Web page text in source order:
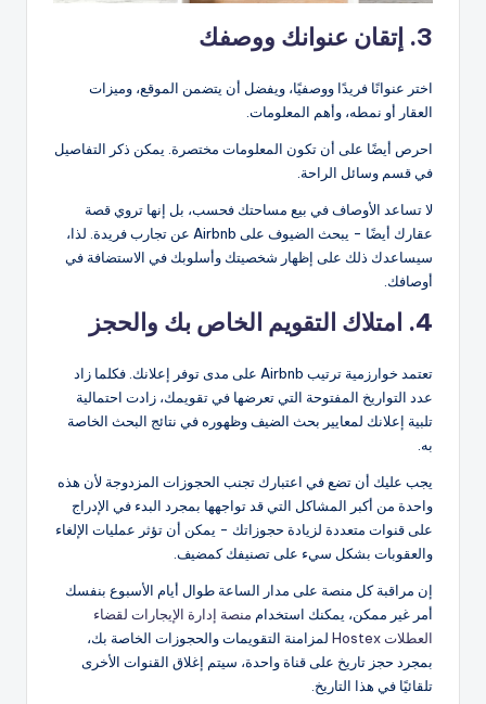
3. إتقان عنوانك ووصفك
اختر عنوانًا فريدًا ووصفيًا، ويفضل أن يتضمن الموقع، وميزات
العقار أو نمطه، وأهم المعلومات.
احرص أيضًا على أن تكون المعلومات مختصرة. يمكن ذكر التفاصيل
في قسم وسائل الراحة.
لا تساعد الأوصاف في بيع مساحتك فحسب، بل إنها تروي قصة
عقارك أيضًا - يبحث الضيوف على Airbnb عن تجارب فريدة. لذا،
سيساعدك ذلك على إظهار شخصيتك وأسلوبك في الاستضافة في
أوصافك.
4. امتلاك التقويم الخاص بك والحجز
تعتمد خوارزمية ترتيب Airbnb على مدى توفر إعلانك. فكلما زاد
عدد التواريخ المفتوحة التي تعرضها في تقويمك، زادت احتمالية
تلبية إعلانك لمعايير بحث الضيف وظهوره في نتائج البحث الخاصة
به.
يجب عليك أن تضع في اعتبارك تجنب الحجوزات المزدوجة لأن هذه
واحدة من أكبر المشاكل التي قد تواجهها بمجرد البدء في الإدراج
على قنوات متعددة لزيادة حجوزاتك - يمكن أن تؤثر عمليات الإلغاء
والعقوبات بشكل سيء على تصنيفك كمضيف.
إن مراقبة كل منصة على مدار الساعة طوال أيام الأسبوع بنفسك
أمر غير ممكن، يمكنك استخدام منصة إدارة الإيجارات لقضاء
العطلات Hostex
لمزامنة التقويمات والحجوزات الخاصة بك،
بمجرد حجز تاريخ على قناة واحدة، سيتم إغلاق القنوات الأخرى
تلقائيًا في هذا التاريخ.